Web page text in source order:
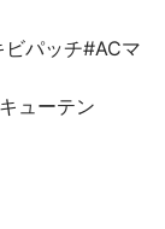
パッチ#ACマ
ューテン